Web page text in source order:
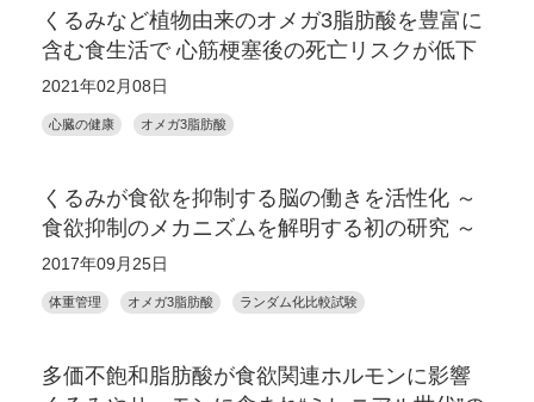
くるみなど植物由来のオメガ3脂肪酸を豊富に
含む食生活で 心筋梗塞後の死亡リスクが低下
2021年02月08日
心臓の健康 オメガ3脂肪酸
くるみが食欲を抑制する脳の働きを活性化 ～
食欲抑制のメカニズムを解明する初の研究 ～
2017年09月25日
体重管理 オメガ3脂肪酸 ランダム化比較試験
多価不飽和脂肪酸が食欲関連ホルモンに影響